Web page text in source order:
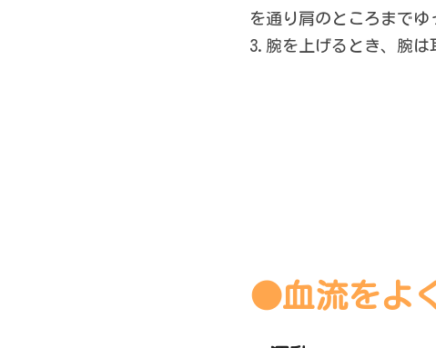
を通り肩のところまでゆ
3.腕を上げるとき、腕は
●血流をよ